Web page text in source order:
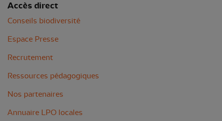
Accès direct
Conseils biodiversité
Espace Presse
Recrutement
Ressources pédagogiques
Nos partenaires
Annuaire LPO locales